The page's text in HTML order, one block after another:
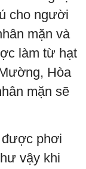
cho người
mặn và
làm từ hạt
Hòa
mặn sẽ
phơi
vậy khi